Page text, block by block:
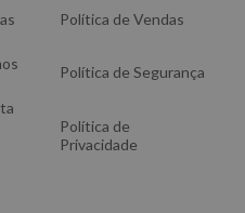
Política de Vendas
Política de Segurança
Política de
Privacidade